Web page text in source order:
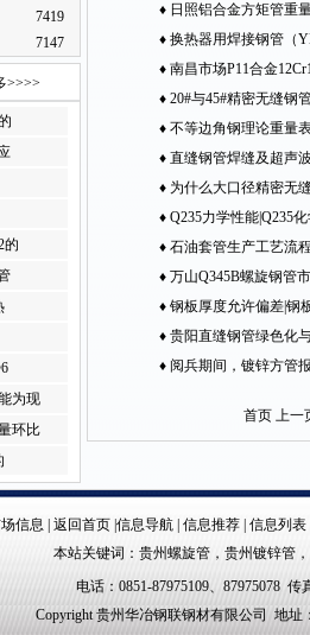
7419
7147
>>>>
的
为现
环比
00Cr19Ni11大口径厚壁
让利于各位同仁
♦ 日照铝合金方矩管重
铝棒市场行情
♦ 换热器用焊接钢管（
♦ 南昌市场P11合金
昌合金管P11最新价格|
表
♦ 20#与45#精密无缝钢
♦ 不等边角钢理论重量
♦ 直缝钢管焊缝及超声
♦ 为什么大口径精密无
建设保驾护航
♦ Q235力学性能|Q235
♦ 石油套管生产工艺流
♦ 万山Q345B螺旋钢管
所缓解
♦ 钢板厚度允许偏差|钢
度允许偏差
♦ 贵阳直缝钢管绿色化
制造流程发展
♦ 阅兵期间，镀锌方管
首页 上一
信息 返回首页| 信息导航| 信息推荐| 信息列表
本站关键词： 贵州螺旋管 ， 贵州镀锌管 ，
电话：0851-87975109、87975078
Copyright 贵州华冶钢联钢材有限公司 地